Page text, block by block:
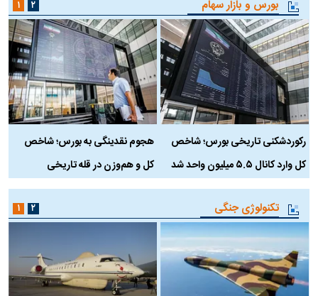
بورس و بازار سهام
رکوردشکنی تاریخی بورس؛ شاخص
کل وارد کانال ۵.۵ میلیون واحد شد
هجوم نقدینگی به بورس؛ شاخص
کل و هم‌وزن در قله تاریخی
۱ ۲
تکنولوژی جنگی ۱ ۲